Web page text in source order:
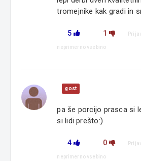
tromejnike kak gradi in
5 1
neprimerno vsebino
gost
pa še porcijo prasca si
si lidi prešto:)
4 0
neprimerno vsebino